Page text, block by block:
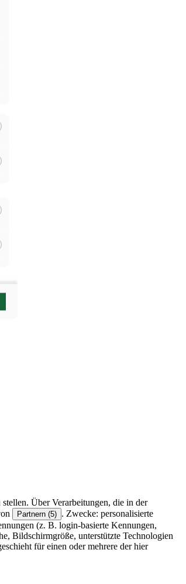
Über Verarbeitungen, die in der
Partnern (5) . Zwecke: personalisierte
(z. B. login-basierte Kennungen,
Bildschirmgröße, unterstützte Technologien
für einen oder mehrere der hier
Analytics